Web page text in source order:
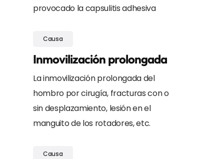
provocado la capsulitis adhesiva
Causa
Inmovilización prolongada
La inmovilización prolongada del
hombro por cirugía, fracturas con o
sin desplazamiento, lesión en el
manguito de los rotadores, etc.
Causa